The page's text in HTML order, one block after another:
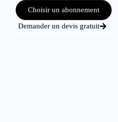
Choisir un abonnement
Demander un devis gratuit